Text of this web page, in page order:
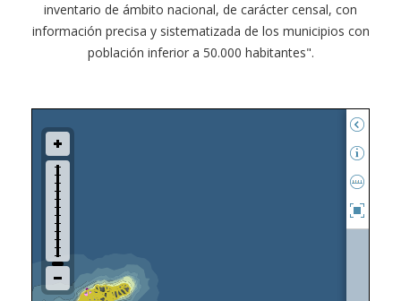
inventario de ámbito nacional, de carácter censal, con
información precisa y sistematizada de los municipios con
población inferior a 50.000 habitantes".